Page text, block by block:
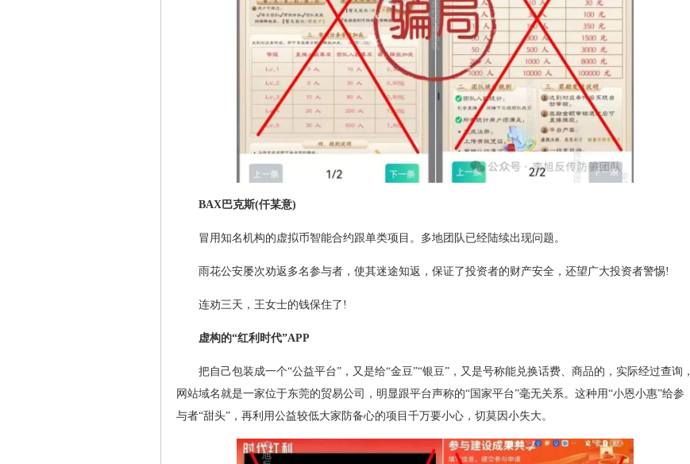
BAX巴克斯(仟某意)
冒用知名机构的虚拟币智能合约跟单类项目。多地团队已经陆续出现问题。
雨花公安屡次劝返多名参与者，使其迷途知返，保证了投资者的财产安全，还望广大投资者警惕!
连劝三天，王女士的钱保住了!
虚构的“红利时代”APP
把自己包装成一个“公益平台”，又是给“金豆”“银豆”，又是号称能兑换话费、商品的，实际经过查询，
网站域名就是一家位于东莞的贸易公司，明显跟平台声称的“国家平台”毫无关系。这种用“小恩小惠”给参
与者“甜头”，再利用公益较低大家防备心的项目千万要小心，切莫因小失大。